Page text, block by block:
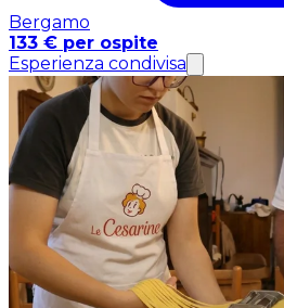
Bergamo
133 € per ospite
Esperienza condivisa